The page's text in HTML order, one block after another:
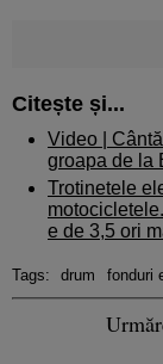
Citește și...
Video |
groapa de la
Trotinetele
e de 3,5 ori
Tags: drum fonduri